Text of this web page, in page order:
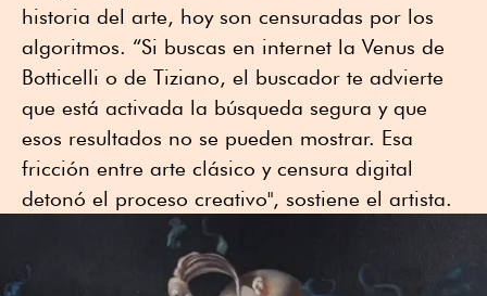
historia del arte, hoy son censuradas por los
algoritmos. “Si buscas en internet la Venus de
Botticelli o de Tiziano, el buscador te advierte
que está activada la búsqueda segura y que
esos resultados no se pueden mostrar. Esa
fricción entre arte clásico y censura digital
detonó el proceso creativo", sostiene el artista.